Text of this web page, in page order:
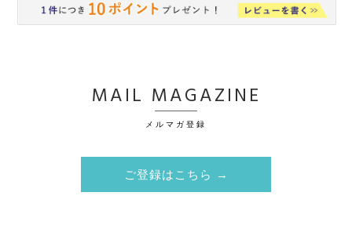
MAIL MAGAZINE
メルマガ登録
ご登録はこちら →